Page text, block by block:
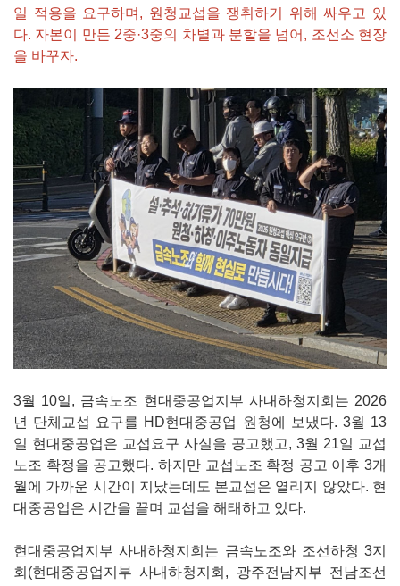
일 적용을 요구하며, 원청교섭을 쟁취하기 위해 싸우고 있
다. 자본이 만든 2중·3중의 차별과 분할을 넘어, 조선소 현장
을 바꾸자.
3월 10일, 금속노조 현대중공업지부 사내하청지회는 2026
년 단체교섭 요구를 HD현대중공업 원청에 보냈다. 3월 13
일 현대중공업은 교섭요구 사실을 공고했고, 3월 21일 교섭
노조 확정을 공고했다. 하지만 교섭노조 확정 공고 이후 3개
월에 가까운 시간이 지났는데도 본교섭은 열리지 않았다. 현
대중공업은 시간을 끌며 교섭을 해태하고 있다.
현대중공업지부 사내하청지회는 금속노조와 조선하청 3지
회(현대중공업지부 사내하청지회, 광주전남지부 전남조선